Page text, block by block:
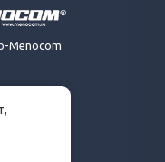
Menocom